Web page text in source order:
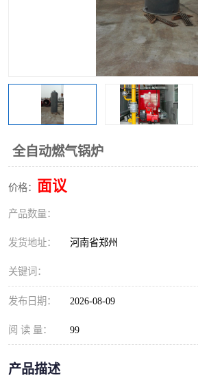
全自动燃气锅炉
价格： 面议
产品数量：
发货地址： 河南省郑州
关键词：
发布日期： 2026-08-09
阅 读 量： 99
产品描述